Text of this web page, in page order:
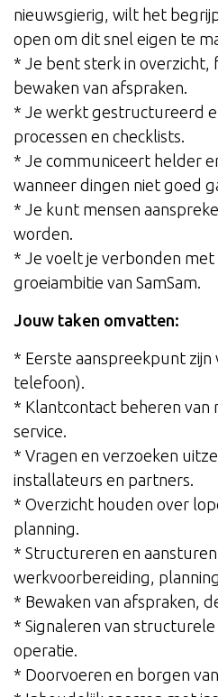
nieuwsgierig, wilt het
open om dit snel eigen te
* Je bent sterk in
bewaken van afspraken.
* Je werkt gestructureerd
processen en checklists.
* Je communiceert helder
wanneer dingen niet goed
* Je kunt mensen
worden.
* Je voelt je verbonden met
groeiambitie van SamSam.
Jouw taken omvatten:
* Eerste aanspreekpunt zijn
telefoon).
* Klantcontact beheren
service.
* Vragen en verzoeken
installateurs en partners.
* Overzicht houden over
planning.
* Structureren en aansturen
werkvoorbereiding,
* Bewaken van afspraken,
* Signaleren van
operatie.
* Doorvoeren en borgen